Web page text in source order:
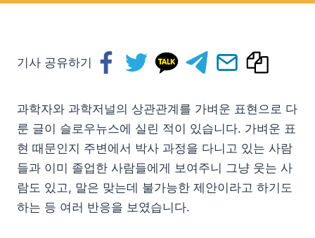
기사 공유하기
과학자와 과학저널의 상관관계를 가벼운 표현으로 다
룬 글이 슬로우뉴스에 실린 적이 있습니다. 가벼운 표
현 때문인지 주변에서 박사 과정을 다니고 있는 사람
들과 이미 졸업한 사람들에게 보여주니 그냥 웃는 사
람도 있고, 말은 맞는데 불가능한 제안이라고 하기도
하는 등 여러 반응을 보였습니다.